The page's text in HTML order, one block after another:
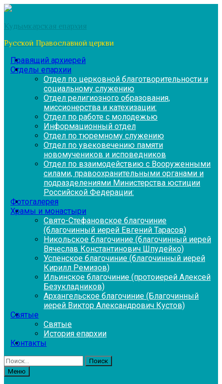
Перейти
содержимому
Кудымкарская епархия
Русской Православной церкви
Правящий архиерей
Отделы епархии
Отдел по церковной благотворительности и
социальному служению
Отдел религиозного образования,
миссионерства и катехизации:
Отдел по работе с молодежью
Информационный отдел
Отдел по тюремному служению
Отдел по увековечению памяти
новомучеников и исповедников
Отдел по взаимодействию с Вооруженными
силами, правоохранительными органами и
подразделениями Министерства юстиции
Российской Федерации:
Фотогалерея
Храмы и монастыри
Свято-Стефановское благочиние
(благочинный иерей Евгений Тарасов)
Никольское благочиние (благочинный иерей
Вячеслав Константинович Шпудейко)
Успенское благочиние (благочинный иерей
Кирилл Ремизов)
Ильинское благочиние (протоиерей Алексей
Безукладников)
Архангельское благочиние (Благочинный
иерей Виктор Александрович Кустов)
Святые
Святые
История епархии
Контакты
Найти:
Меню